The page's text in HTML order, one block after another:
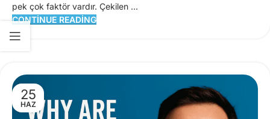
pek çok faktör vardır. Çekilen ...
CONTINUE READING
25
HAZ